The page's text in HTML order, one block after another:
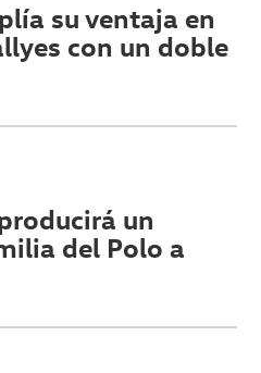
su ventaja en
con un doble
un
del Polo a